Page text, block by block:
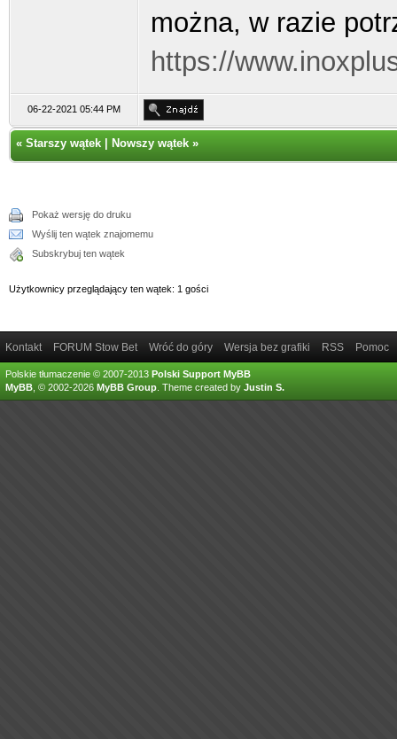
można, w razie
https://
06-22-2021 05:44 PM
« Starszy wątek | Nowszy wątek »
Pokaż wersję do druku
Wyślij ten wątek znajomemu
Subskrybuj ten wątek
Użytkownicy przeglądający ten wątek: 1 gości
Kontakt FORUM Stow Bet Wróć do góry Wersja bez grafiki RSS Pomoc
Polskie tłumaczenie © 2007-2013 Polski Support MyBB
MyBB , © 2002-2026 MyBB Group Theme created by Justin S.